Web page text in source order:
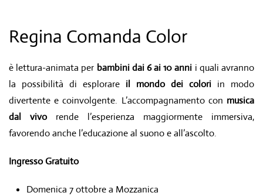
Regina Comanda Color
è lettura-animata per bambini dai 6 ai 10 anni i quali avranno
la possibilità di esplorare il mondo dei colori in modo
divertente e coinvolgente. L’accompagnamento con musica
dal vivo rende l’esperienza maggiormente immersiva,
favorendo anche l’educazione al suono e all’ascolto.
Ingresso Gratuito
Domenica 7 ottobre a Mozzanica